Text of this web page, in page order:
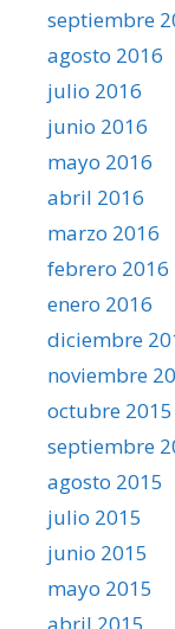
septiembre
agosto 2016
julio 2016
junio 2016
mayo 2016
abril 2016
marzo 2016
febrero 2016
enero 2016
diciembre
noviembre
octubre 2015
septiembre
agosto 2015
julio 2015
junio 2015
mayo 2015